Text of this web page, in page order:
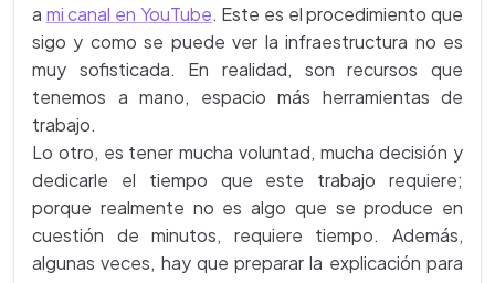
a mi canal en YouTube. Este es el procedimiento que
sigo y como se puede ver la infraestructura no es
muy sofisticada. En realidad, son recursos que
tenemos a mano, espacio más herramientas de
trabajo.
Lo otro, es tener mucha voluntad, mucha decisión y
dedicarle el tiempo que este trabajo requiere;
porque realmente no es algo que se produce en
cuestión de minutos, requiere tiempo. Además,
algunas veces, hay que preparar la explicación para